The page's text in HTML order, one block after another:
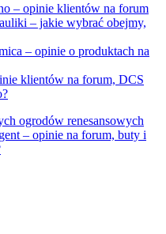
– opinie klientów na forum
– jakie wybrać obejmy,
– opinie o produktach na
klientów na forum, DCS
ogrodów renesansowych
– opinie na forum, buty i